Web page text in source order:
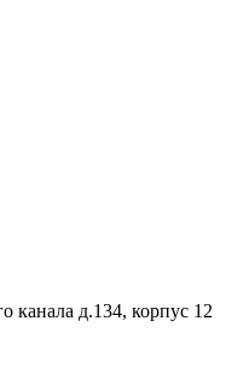
канала д.134, корпус 12